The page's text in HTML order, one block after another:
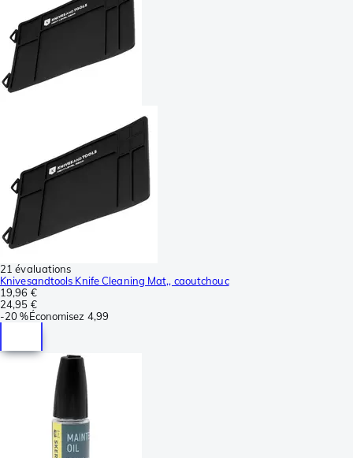
21 évaluations
Knivesandtools Knife Cleaning Mat,, caoutchouc
19,96 €
24,95 €
-20 %Économisez 4,99